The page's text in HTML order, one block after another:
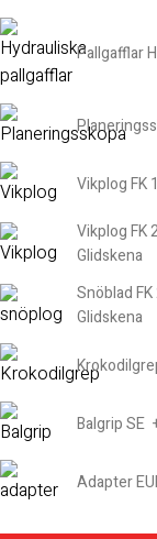
Pallgafflar
Vikplog FK
Vikplog FK
Glidskena
Snöblad
Glidskena
Balgrip SE
Adapter